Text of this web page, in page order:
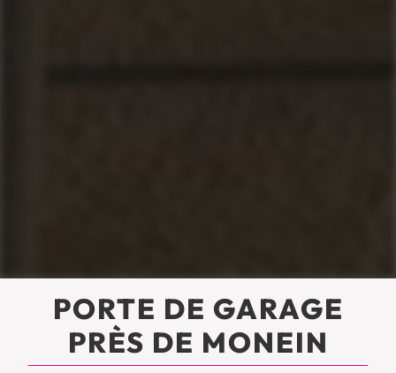
PORTE DE GARAGE
PRÈS DE MONEIN